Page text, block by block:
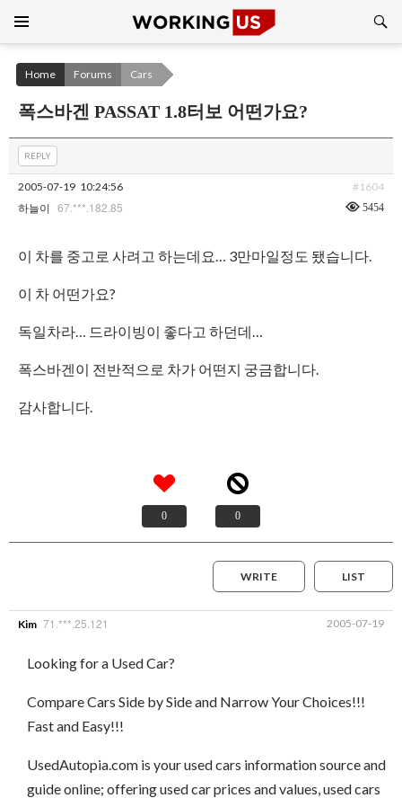
CONTENT
Home Forums Cars
폭스바겐 PASSAT 1.8터보 어떤가요?
REPLY
2005-07-19 10:24:56 #1604
하늘이 67.***.182.85 5454
이 차를 중고로 사려고 하는데요… 3만마일정도 됐습니다.
이 차 어떤가요?
독일차라… 드라이빙이 좋다고 하던데…
폭스바겐이 전반적으로 차가 어떤지 궁금합니다.
감사합니다.
0 0
LIST
WRITE
Kim 71.***.25.121 2005-07-19
Looking for a Used Car?
Compare Cars Side by Side and Narrow Your Choices!!!
Fast and Easy!!!
UsedAutopia.com is your used cars information source and
guide online; offering used car prices and values, used cars